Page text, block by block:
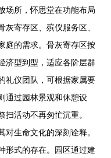
场所，怀思堂在功能布局
灰寄存区、殡仪服务区、
庭的需求。骨灰寄存区按
济型到型，适应各阶层群
礼仪团队，可根据家属要
通过园林景观和休憩设
活动不再匆忙沉重。
对生命文化的深刻诠释。
形式的存在。园区通过建